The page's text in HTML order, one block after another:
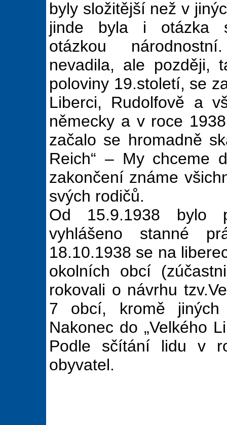
byly složitější než v
jinde byla i otázka
otázkou
nevadila, ale později,
poloviny 19.století, se
Liberci, Rudolfově a
německy a v roce
začalo se hromadně
Reich“ – My chceme
zakončení známe
svých rodičů.
Od 15.9.1938 bylo
vyhlášeno stanné
18.10.1938 se na
okolních obcí
rokovali o návrhu
7 obcí, kromě jiných
Nakonec do „Velkého
Podle sčítání lidu v
obyvatel.